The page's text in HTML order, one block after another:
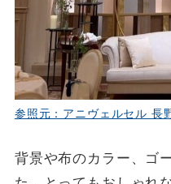
参照元：アニヴェルセル 長
背景や布のカラー、ゴ